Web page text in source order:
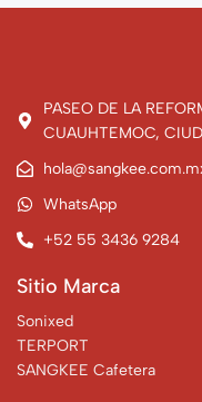
PASEO DE LA
CUAUHTEMOC,
WhatsApp
+52 55 3436 9284
Sitio Marca
Sonixed
TERPORT
SANGKEE Cafetera